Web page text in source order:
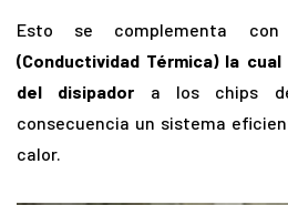
Esto se complementa
(Conductividad Térmica) la
del disipador a los chips
consecuencia un sistema
calor.